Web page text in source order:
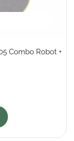
Combo Robot +